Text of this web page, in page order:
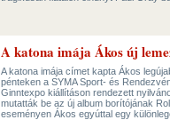
A katona imája Ákos új
A katona imája címet kapta Ákos
pénteken a SYMA Sport- és
Ginntexpo kiállításon rendezett
mutatták be az új album borítójának
eseményen Ákos egyúttal egy